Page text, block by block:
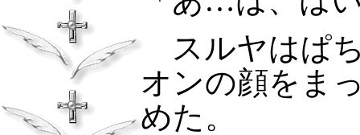
スルヤはぱ
オンの顔をま
めた。